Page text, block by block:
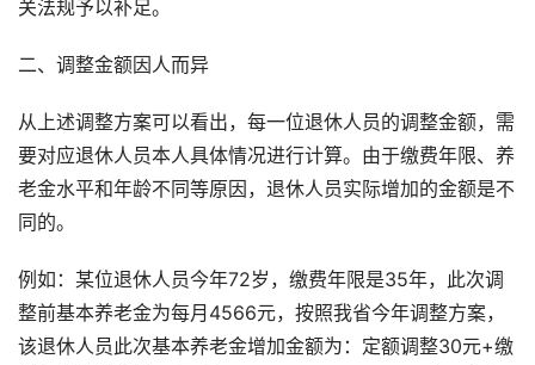
关法规予以补足。
二、调整金额因人而异
从上述调整方案可以看出，每一位退休人员的调整金额，需
要对应退休人员本人具体情况进行计算。由于缴费年限、养
老金水平和年龄不同等原因，退休人员实际增加的金额是不
同的。
例如：某位退休人员今年72岁，缴费年限是35年，此次调
整前基本养老金为每月4566元，按照我省今年调整方案，
该退休人员此次基本养老金增加金额为：定额调整30元+缴